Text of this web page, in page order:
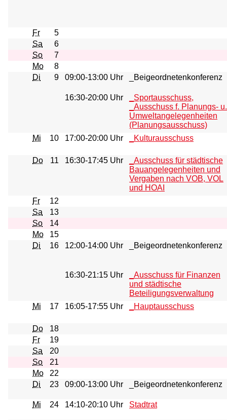
Fr
5
Sa
6
So
7
Mo
8
Di
9 09:00-13:00 Uhr _Beigeordnetenkonferenz
16:30-20:00 Uhr
_Sportausschuss,
_Ausschuss f. Planungs- u.
Umweltangelegenheiten
(Planungsausschuss)
Mi
10 17:00-20:00 Uhr _Kulturausschuss
Do 11 16:30-17:45 Uhr
_Ausschuss für städtische
Bauangelegenheiten und
Vergaben nach VOB, VOL
und HOAI
Fr
12
Sa
13
So
14
Mo
15
Di
16 12:00-14:00 Uhr _Beigeordnetenkonferenz
16:30-21:15 Uhr
_Ausschuss für Finanzen
und städtische
Beteiligungsverwaltung
Mi
17 16:05-17:55 Uhr _Hauptausschuss
Do
18
Fr
19
Sa
20
So
21
Mo
22
Di
23 09:00-13:00 Uhr _Beigeordnetenkonferenz
Mi 24 14:10-20:10 Uhr Stadtrat